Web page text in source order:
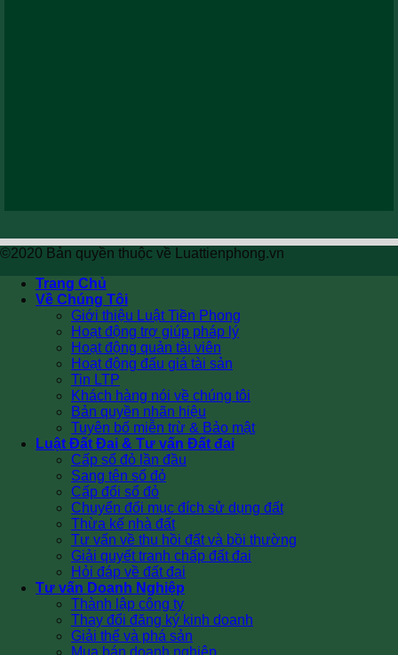
©2020 Bản quyền thuộc về Luattienphong.vn
Trang Chủ
Về Chúng Tôi
Giới thiệu Luật Tiền Phong
Hoạt động trợ giúp pháp lý
Hoạt động quản tài viên
Hoạt động đấu giá tài sản
Tin LTP
Khách hàng nói về chúng tôi
Bản quyền nhãn hiệu
Tuyên bố miễn trừ & Bảo mật
Luật Đất Đai & Tư vấn Đất đai
Cấp sổ đỏ lần đầu
Sang tên sổ đỏ
Cấp đổi sổ đỏ
Chuyển đổi mục đích sử dụng đất
Thừa kế nhà đất
Tư vấn về thu hồi đất và bồi thường
Giải quyết tranh chấp đất đai
Hỏi đáp về đất đai
Tư vấn Doanh Nghiệp
Thành lập công ty
Thay đổi đăng ký kinh doanh
Giải thể và phá sản
Mua bán doanh nghiệp